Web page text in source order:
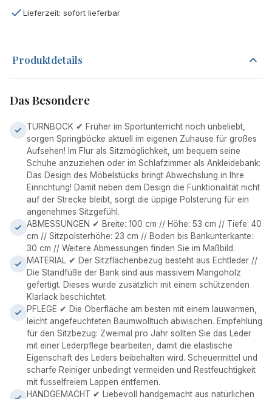
Lieferzeit: sofort lieferbar
Produktdetails
Das Besondere
TURNBOCK ✔ Früher im Sportunterricht noch unbeliebt,
sorgen Springböcke aktuell im eigenen Zuhause für großes
Aufsehen! Im Flur als Sitzmöglichkeit, um bequem seine
Schuhe anzuziehen oder im Schlafzimmer als Ankleidebank:
Das Design des Möbelstücks bringt Abwechslung in Ihre
Einrichtung! Damit neben dem Design die Funktionalität nicht
auf der Strecke bleibt, sorgt die üppige Polsterung für ein
angenehmes Sitzgefühl.
ABMESSUNGEN ✔ Breite: 100 cm // Höhe: 53 cm // Tiefe: 40
cm // Sitzpolsterhöhe: 23 cm // Boden bis Bankunterkante:
30 cm // Weitere Abmessungen finden Sie im Maßbild.
MATERIAL ✔ Der Sitzflächenbezug besteht aus Echtleder //
Die Standfüße der Bank sind aus massivem Mangoholz
gefertigt. Dieses wurde zusätzlich mit einem schützenden
Klarlack beschichtet.
PFLEGE ✔ Die Oberfläche am besten mit einem lauwarmen,
leicht angefeuchteten Baumwolltuch abwischen. Empfehlung
für den Sitzbezug: Zweimal pro Jahr sollten Sie das Leder
mit einer Lederpflege bearbeiten, damit die elastische
Eigenschaft des Leders beibehalten wird. Scheuermittel und
scharfe Reiniger unbedingt vermeiden und Restfeuchtigkeit
mit fusselfreiem Lappen entfernen.
HANDGEMACHT ✔ Liebevoll handgemacht aus natürlichen